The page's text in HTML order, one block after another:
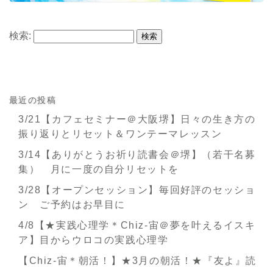
検索:
最近の投稿
3/21【カフェセミナー＠大阪堺】日々の生き方の
振り返りとリセット＆ワンテーマレッスン
3/14【ありがとうお祈り読書会＠堺】（若干名募
集） 月に一度の自分リセットを
3/28【オープンセッション】毎回好評のセッショ
ン ご予約はお早目に
4/8【★実践心理学＊Chiz-宙＠夢を叶えるイスキ
ア】目からウロコの実践心理学
【Chiz-宙＊朝活！】★3月の朝活！★『友よ』読